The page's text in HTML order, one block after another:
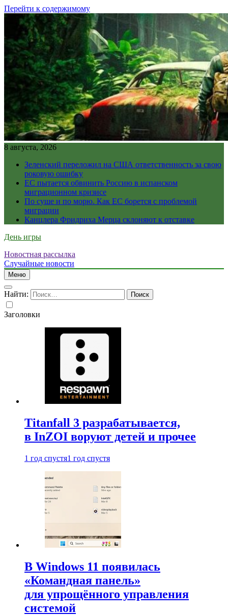
Перейти к содержимому
8 августа, 2026
Зеленский переложил на США ответственность за свою
роковую ошибку
ЕС пытается обвинить Россию в испанском
миграционном кризисе
По суше и по морю. Как ЕС борется с проблемой
миграции
Канцлера Фридриха Мерца склоняют к отставке
День игры
Новостная рассылка
Случайные новости
Меню
Найти:
Заголовки
Titanfall 3 разрабатывается,
в InZOI воруют детей и прочее
1 год спустя1 год спустя
В Windows 11 появилась
«Командная панель»
для упрощённого управления
системой